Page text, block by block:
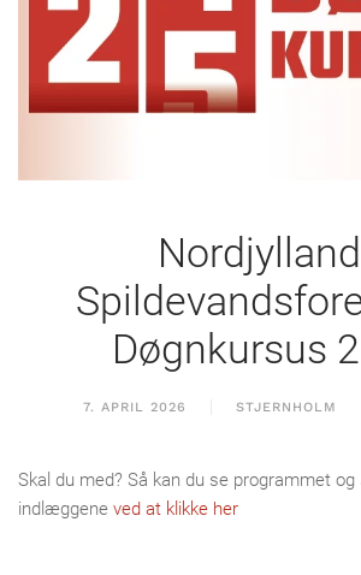
Døgnkursus
7. APRIL 2026 STJERNHOLM
Skal du med? Så kan du se programmet
indlæggene ved at klikke her